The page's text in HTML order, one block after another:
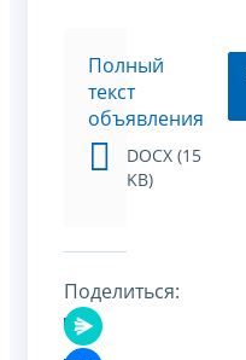
Полный
текст
объявления
DOCX (15
KB)
Поделиться: